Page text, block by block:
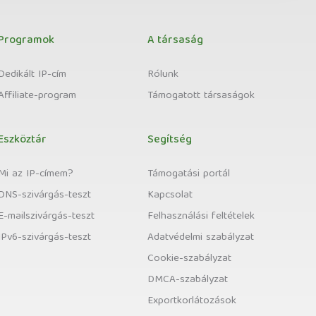
IP-cím
program
az IP-címem?
szivárgás-teszt
mailszivárgás-teszt
szivárgás-teszt
A társaság
Rólunk
Támogatott társaságok
Segítség
Támogatási portál
Kapcsolat
Felhasználási feltételek
Adatvédelmi szabályzat
Cookie-szabályzat
DMCA-szabályzat
Exportkorlátozások